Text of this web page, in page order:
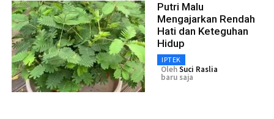
Putri Malu
Mengajarkan Rendah
Hati dan Keteguhan
Hidup
IPTEK
OlehSuci Raslia
baru saja